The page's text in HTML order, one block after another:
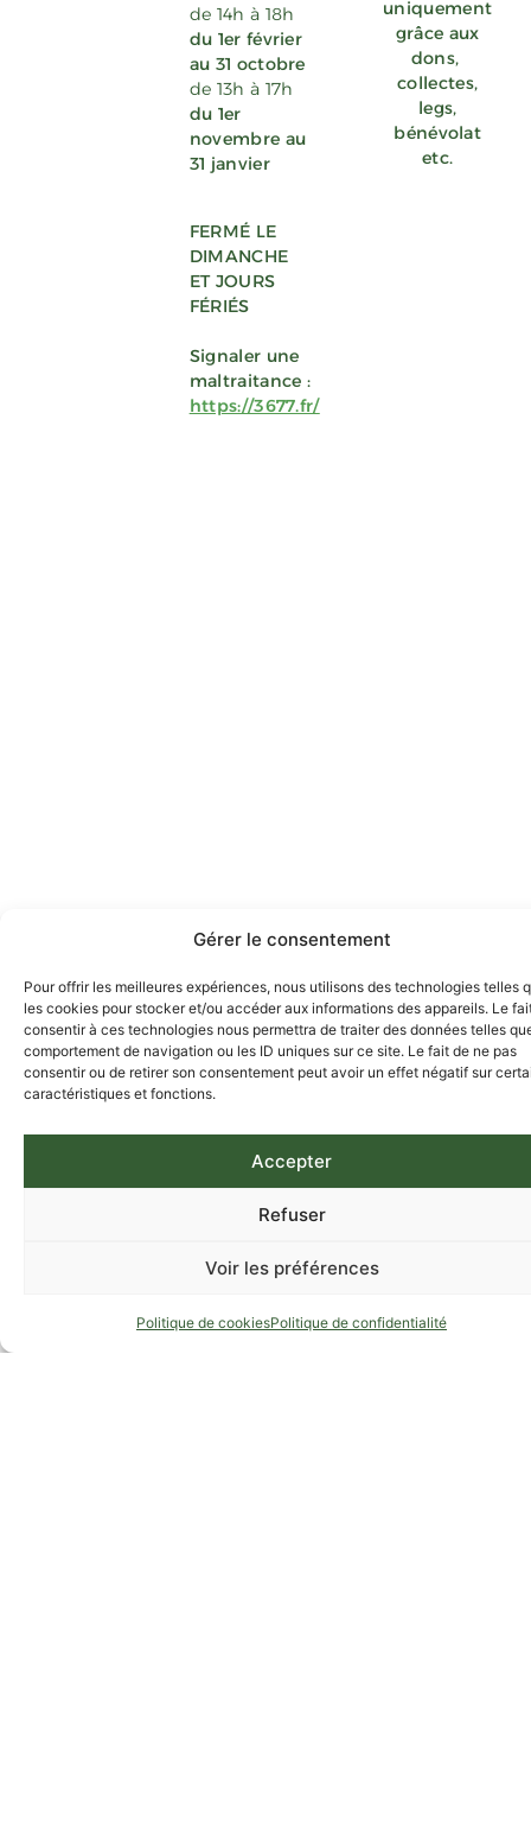
Gérer le consentement
Pour offrir les meilleures expériences, nous utilisons des technologies telles
les cookies pour stocker et/ou accéder aux informations des appareils. Le
consentir à ces technologies nous permettra de traiter des données telles
comportement de navigation ou les ID uniques sur ce site. Le fait de ne pas
consentir ou de retirer son consentement peut avoir un effet négatif sur
caractéristiques et fonctions.
Accepter
Refuser
Voir les préférences
Politique de cookiesPolitique de confidentialité
de 14h à 18h
du 1er février
au 31 octobre
de 13h à 17h
du 1er
novembre au
31 janvier
FERMÉ LE
DIMANCHE
ET JOURS
FÉRIÉS
Signaler une
maltraitance :
https://3677.fr/
uniquement
grâce aux
dons,
collectes,
legs,
bénévolat
etc.